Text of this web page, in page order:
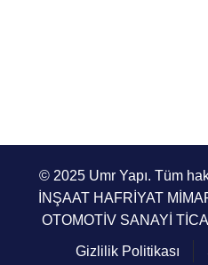
© 2025 Umr Yapı. Tüm
İNŞAAT HAFRİYAT
OTOMOTİV SANAYİ
Gizlilik Politikası